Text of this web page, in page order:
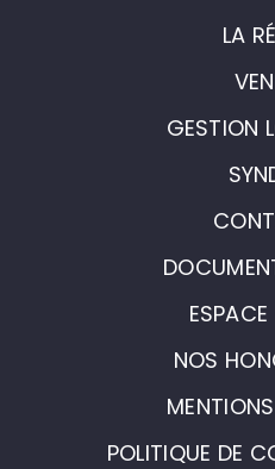
LA
GESTION
NOS
POLITIQUE DE